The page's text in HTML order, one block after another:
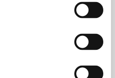
topics